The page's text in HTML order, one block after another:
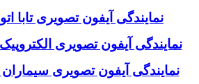
نمایندگی آیفون تصویری تابا
نمایندگی آیفون تصویری الکتروپیک
نمایندگی آیفون تصویری سیماران